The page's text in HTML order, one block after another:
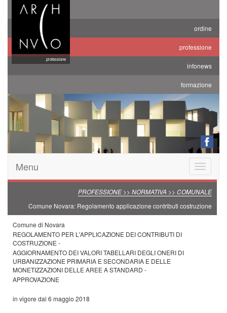
ordine
professione
infonews
formazione
professione
Toggle
Menu
PROFESSIONE >> NORMATIVA >> COMUNALE
Comune Novara: Regolamento applicazione contributi costruzione
Comune di Novara
REGOLAMENTO PER L'APPLICAZIONE DEI CONTRIBUTI DI
COSTRUZIONE -
AGGIORNAMENTO DEI VALORI TABELLARI DEGLI ONERI DI
URBANIZZAZIONE PRIMARIA E SECONDARIA E DELLE
MONETIZZAZIONI DELLE AREE A STANDARD -
APPROVAZIONE
in vigore dal 6 maggio 2018